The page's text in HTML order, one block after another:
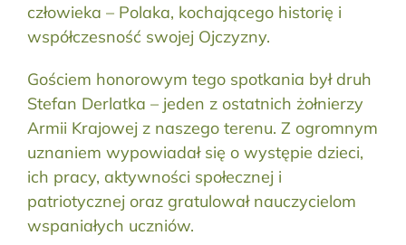
człowieka – Polaka, kochającego historię i
współczesność swojej Ojczyzny.
Gościem honorowym tego spotkania był druh
Stefan Derlatka – jeden z ostatnich żołnierzy
Armii Krajowej z naszego terenu. Z ogromnym
uznaniem wypowiadał się o występie dzieci,
ich pracy, aktywności społecznej i
patriotycznej oraz gratulował nauczycielom
wspaniałych uczniów.